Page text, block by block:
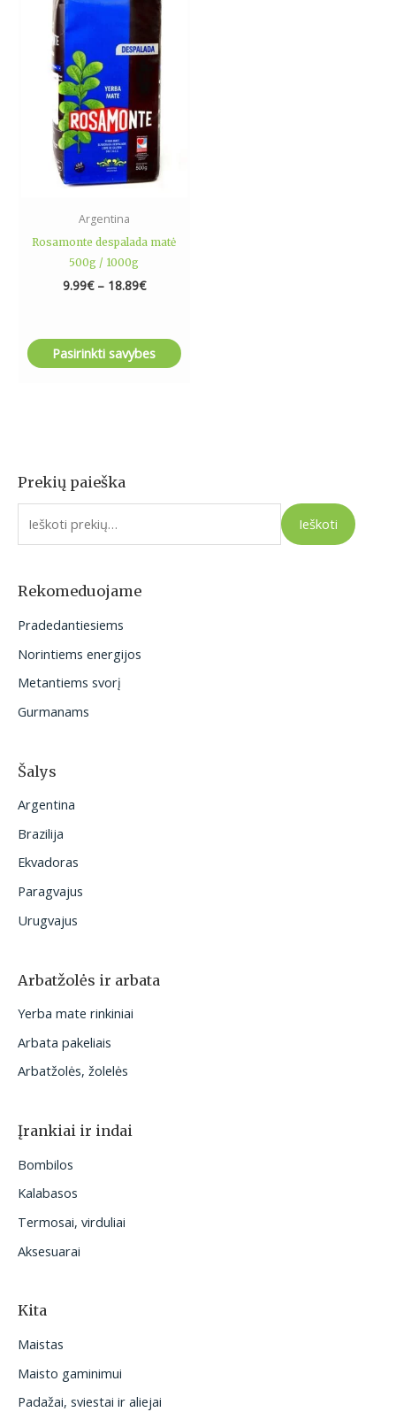
Prekių paieška
I
e
o
:
Ieškoti
Rekomeduojame
Pradedantiesiems
Norintiems energijos
Metantiems svorį
Gurmanams
Šalys
Argentina
Brazilija
Ekvadoras
Paragvajus
Urugvajus
Arbatžolės ir arbata
Yerba mate rinkiniai
Arbata pakeliais
Arbatžolės, žolelės
Įrankiai ir indai
Bombilos
Kalabasos
Termosai, virduliai
Aksesuarai
Kita
Maistas
Maisto gaminimui
Padažai, sviestai ir aliejai
Argentina
Rosamonte despalada matė
500g / 1000g
9.99€ – 18.89€
9.99€
through
18.89€
Pasirinkti savybes
product
multiple
variants.
The
options
may
be
chosen
on
page